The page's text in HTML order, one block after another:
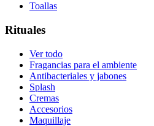
Toallas
Rituales
Ver todo
Fragancias para el ambiente
Antibacteriales y jabones
Splash
Cremas
Accesorios
Maquillaje